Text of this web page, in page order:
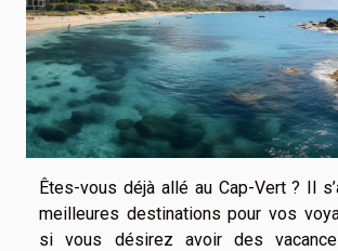
Êtes-vous déjà allé au Cap-Vert ? Il
meilleures destinations pour vos
si vous désirez avoir des